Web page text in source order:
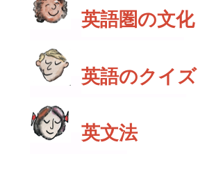
英語圏の文化
英語のクイズ
英文法